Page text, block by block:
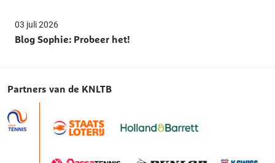
03 juli 2026
Blog Sophie: Probeer het!
Partners van de KNLTB